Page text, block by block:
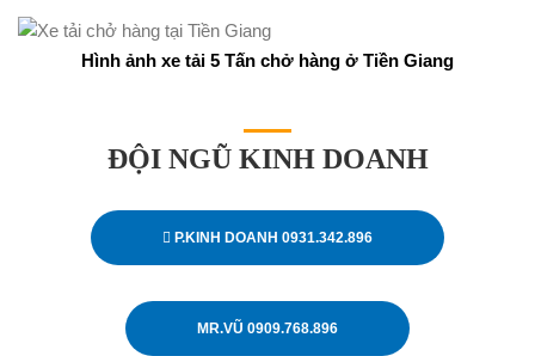
Hình ảnh xe tải 5 Tấn chở hàng ở Tiền Giang
ĐỘI NGŨ KINH DOANH
P.KINH DOANH 0931.342.896
MR.VŨ 0909.768.896